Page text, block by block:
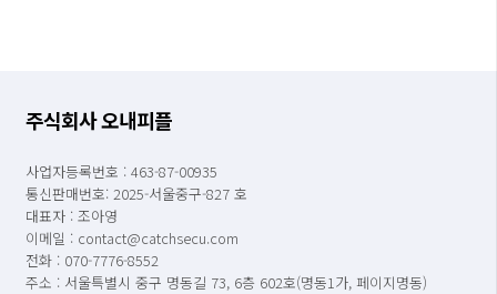
주식회사 오내피플
사업자등록번호 : 463-87-00935
통신판매번호: 2025-서울중구-827 호
대표자 : 조아영
이메일 : contact@catchsecu.com
전화 : 070-7776-8552
주소 : 서울특별시 중구 명동길 73, 6층 602호(명동1가, 페이지명동)